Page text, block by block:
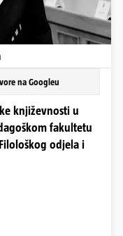
na Googleu
književnosti u
fakultetu
odjela i